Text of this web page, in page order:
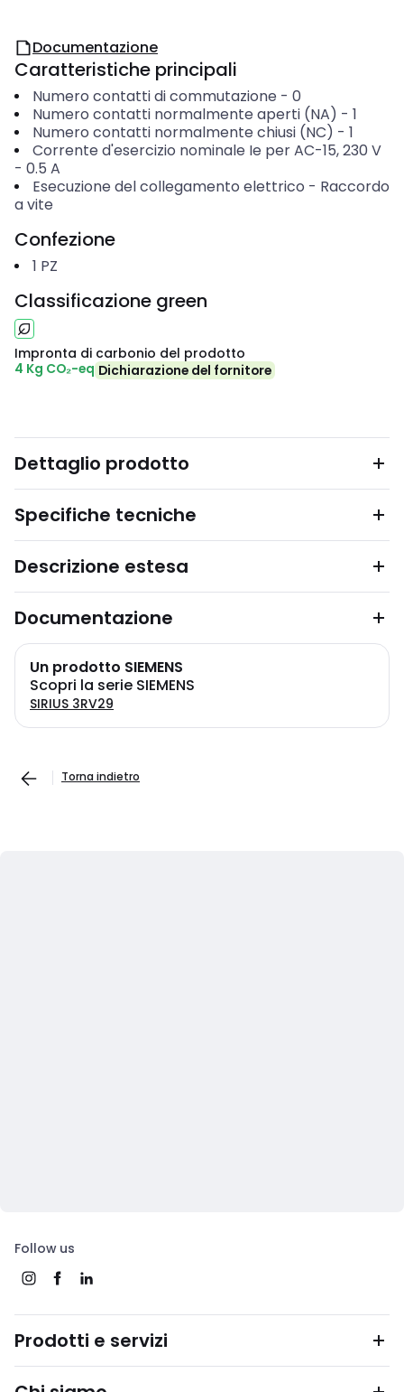
Documentazione
Caratteristiche principali
Numero contatti di commutazione - 0
Numero contatti normalmente aperti (NA) - 1
Numero contatti normalmente chiusi (NC) - 1
Corrente d'esercizio nominale Ie per AC-15, 230 V
- 0.5 A
Esecuzione del collegamento elettrico - Raccordo
a vite
Confezione
1 PZ
Classificazione green
Impronta di carbonio del prodotto
4 Kg CO₂-eq Dichiarazione del fornitore
Dettaglio prodotto
Specifiche tecniche
Descrizione estesa
Documentazione
Un prodotto SIEMENS
Scopri la serie SIEMENS
SIRIUS 3RV29
Torna indietro
Follow us
Prodotti e servizi